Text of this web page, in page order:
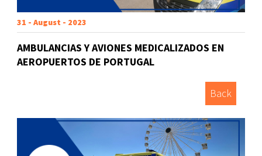
31 - August - 2023
AMBULANCIAS Y AVIONES MEDICALIZADOS EN
AEROPUERTOS DE PORTUGAL
Back